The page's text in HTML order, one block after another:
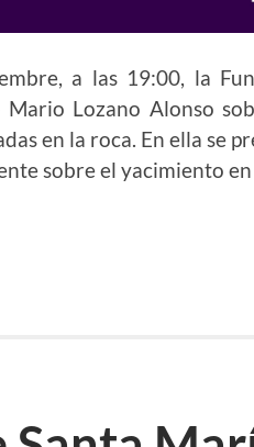
a las 19:00, la
Lozano Alonso
en la roca. En ella se
sobre el yacimiento